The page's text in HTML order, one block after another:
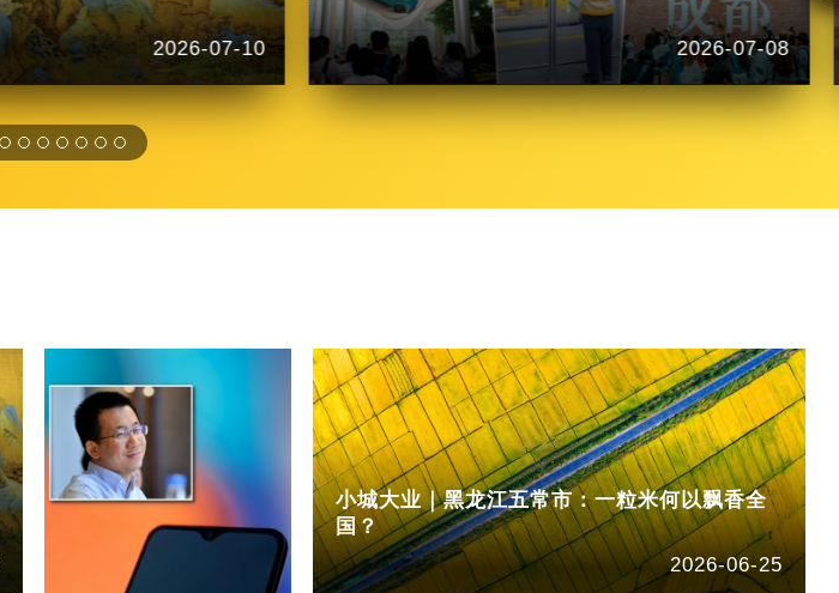
2026-07-10 2026-07-08
小城大业｜黑龙江五常市：一粒米何以飘香全
国？
2026-06-25